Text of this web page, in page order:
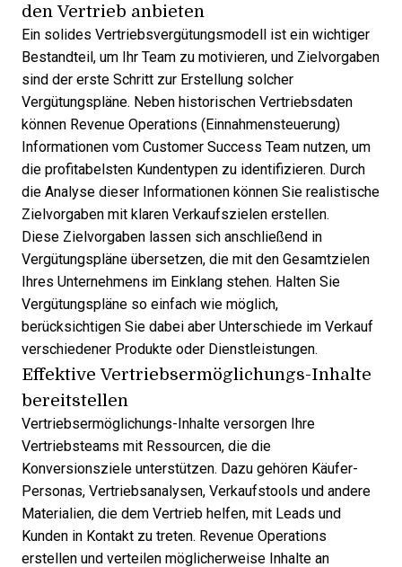
den Vertrieb anbieten
Ein solides Vertriebsvergütungsmodell
ist ein wichtiger
Bestandteil, um Ihr Team zu motivieren, und Zielvorgaben
sind der erste Schritt zur Erstellung solcher
Vergütungspläne. Neben historischen Vertriebsdaten
können Revenue Operations (Einnahmensteuerung)
Informationen vom Customer Success Team nutzen, um
die profitabelsten Kundentypen zu identifizieren. Durch
die Analyse dieser Informationen können Sie realistische
Zielvorgaben mit klaren Verkaufszielen erstellen.
Diese Zielvorgaben lassen sich anschließend in
Vergütungspläne übersetzen, die mit den Gesamtzielen
Ihres Unternehmens im Einklang stehen. Halten Sie
Vergütungspläne so einfach wie möglich,
berücksichtigen Sie dabei aber Unterschiede im Verkauf
verschiedener Produkte oder Dienstleistungen.
Effektive Vertriebsermöglichungs-Inhalte
bereitstellen
Vertriebsermöglichungs-Inhalte versorgen Ihre
Vertriebsteams mit Ressourcen, die die
Konversionsziele unterstützen. Dazu gehören Käufer-
Personas, Vertriebsanalysen, Verkaufstools und andere
Materialien, die dem Vertrieb helfen, mit Leads und
Kunden in Kontakt zu treten. Revenue Operations
erstellen und verteilen möglicherweise Inhalte an